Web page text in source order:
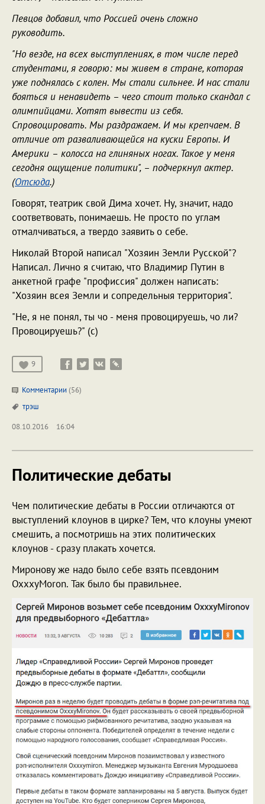
Певцов добавил, что Россией очень сложно
руководить.
"Но везде, на всех выступлениях, в том числе перед
студентами, я говорю: мы живем в стране, которая
уже поднялась с колен. Мы стали сильнее. И нас стали
бояться и ненавидеть – чего стоит только скандал с
олимпийцами. Хотят вывести из себя.
Спровоцировать. Мы раздражаем. И мы крепчаем. В
отличие от разваливающейся на куски Европы. И
Америки – колосса на глиняных ногах. Такое у меня
сегодня ощущение политики", – подчеркнул актер.
(Отсюда.)
Говорят, театрик свой Дима хочет. Ну, значит, надо
соответвовать, понимаешь. Не просто по углам
отмалчиваться, а твердо заявить о себе.
Николай Второй написал "Хозяин Земли Русской"?
Написал. Лично я считаю, что Владимир Путин в
анкетной графе "профиссия" должен написать:
"Хозяин всея Земли и сопредельныя территория".
"Не, я не понял, ты чо - меня провоцируешь, чо ли?
Провоцируешь?" (с)
9
Комментарии (56)
трэш
08.10.2016
16:04
Политические дебаты
Чем политические дебаты в России отличаются от
выступлений клоунов в цирке? Тем, что клоуны умеют
смешить, а посмотришь на этих политических
клоунов - сразу плакать хочется.
Миронову же надо было себе взять псевдоним
OxxxyMoron. Так было бы правильнее.